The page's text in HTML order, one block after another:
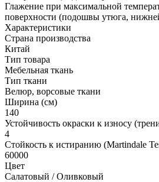
Глажение при максимальной
поверхности (подошвы утюга,
Характеристики
Страна производства
Китай
Тип товара
Мебельная ткань
Тип ткани
Велюр, ворсовые ткани
Ширина (см)
140
Устойчивость окраски к износу
4
Стойкость к истиранию (Martindale
60000
Цвет
Салатовый / Оливковый